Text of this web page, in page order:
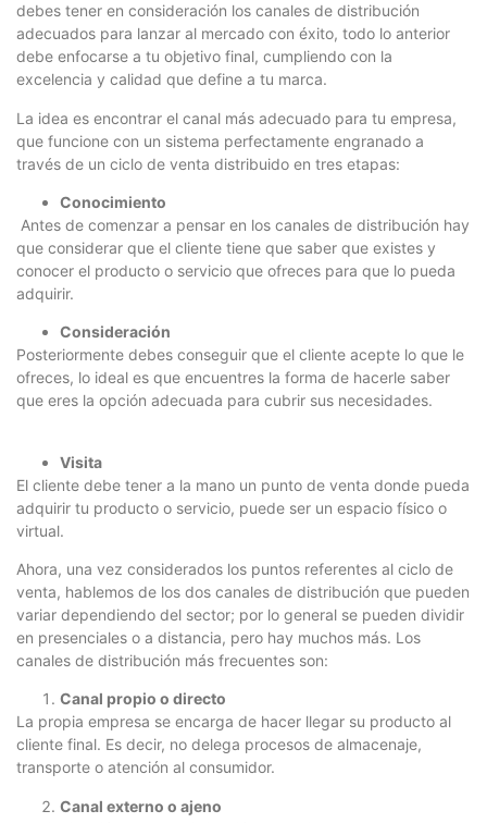
debes tener en consideración los canales de distribución
adecuados para lanzar al mercado con éxito, todo lo anterior
debe enfocarse a tu objetivo final, cumpliendo con la
excelencia y calidad que define a tu marca.
La idea es encontrar el canal más adecuado para tu empresa,
que funcione con un sistema perfectamente engranado a
través de un ciclo de venta distribuido en tres etapas:
Conocimiento
Antes de comenzar a pensar en los canales de distribución hay
que considerar que el cliente tiene que saber que existes y
conocer el producto o servicio que ofreces para que lo pueda
adquirir.
Consideración
Posteriormente debes conseguir que el cliente acepte lo que le
ofreces, lo ideal es que encuentres la forma de hacerle saber
que eres la opción adecuada para cubrir sus necesidades.
Visita
El cliente debe tener a la mano un punto de venta donde pueda
adquirir tu producto o servicio, puede ser un espacio físico o
virtual.
Ahora, una vez considerados los puntos referentes al ciclo de
venta, hablemos de los dos canales de distribución que pueden
variar dependiendo del sector; por lo general se pueden dividir
en presenciales o a distancia, pero hay muchos más. Los
canales de distribución más frecuentes son:
Canal propio o directo
La propia empresa se encarga de hacer llegar su producto al
cliente final. Es decir, no delega procesos de almacenaje,
transporte o atención al consumidor.
Canal externo o ajeno